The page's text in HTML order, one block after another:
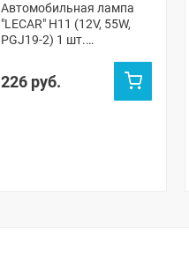
Автомобильная лампа
"LECAR" H11 (12V, 55W,
PGJ19-2) 1 шт.
226 руб.